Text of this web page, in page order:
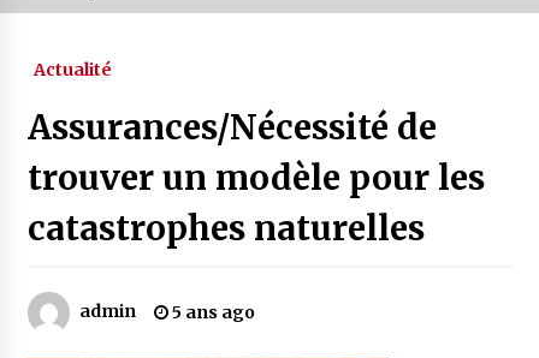
Magie de sorcier
4 ans ago
Oum el Gaïla / L’ogresse du M’zab
4 ans ago
Actualité
Assurances/Nécessité de
trouver un modèle pour les
catastrophes naturelles
admin 5 ans ago